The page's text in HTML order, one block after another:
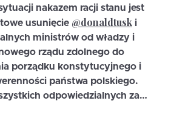
nakazem racji stanu jest
usunięcie @donaldtusk i
ministrów od władzy i
rządu zdolnego do
porządku konstytucyjnego i
państwa polskiego.
odpowiedzialnych za…